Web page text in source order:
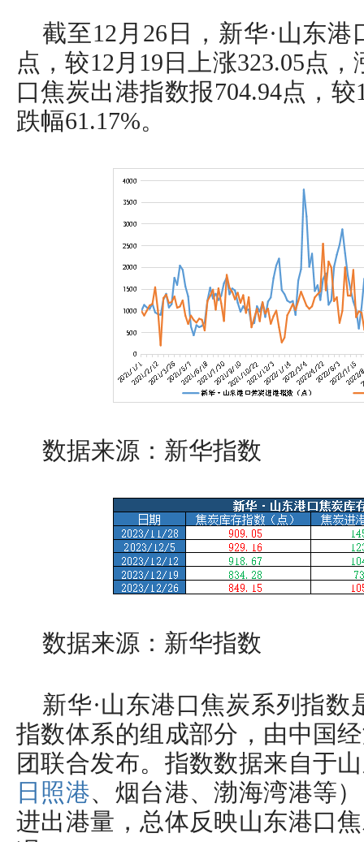
截至12月26日，新华·山东
点，较12月19日上涨323.05点
口焦炭出港指数报704.94点，
跌幅61.17%。
数据来源：新华指数
数据来源：新华指数
新华·山东港口焦炭系列指数
指数体系的组成部分，由中国
团联合发布。指数数据来自于
日照港、烟台港、渤海湾港等
进出港量，总体反映山东港口